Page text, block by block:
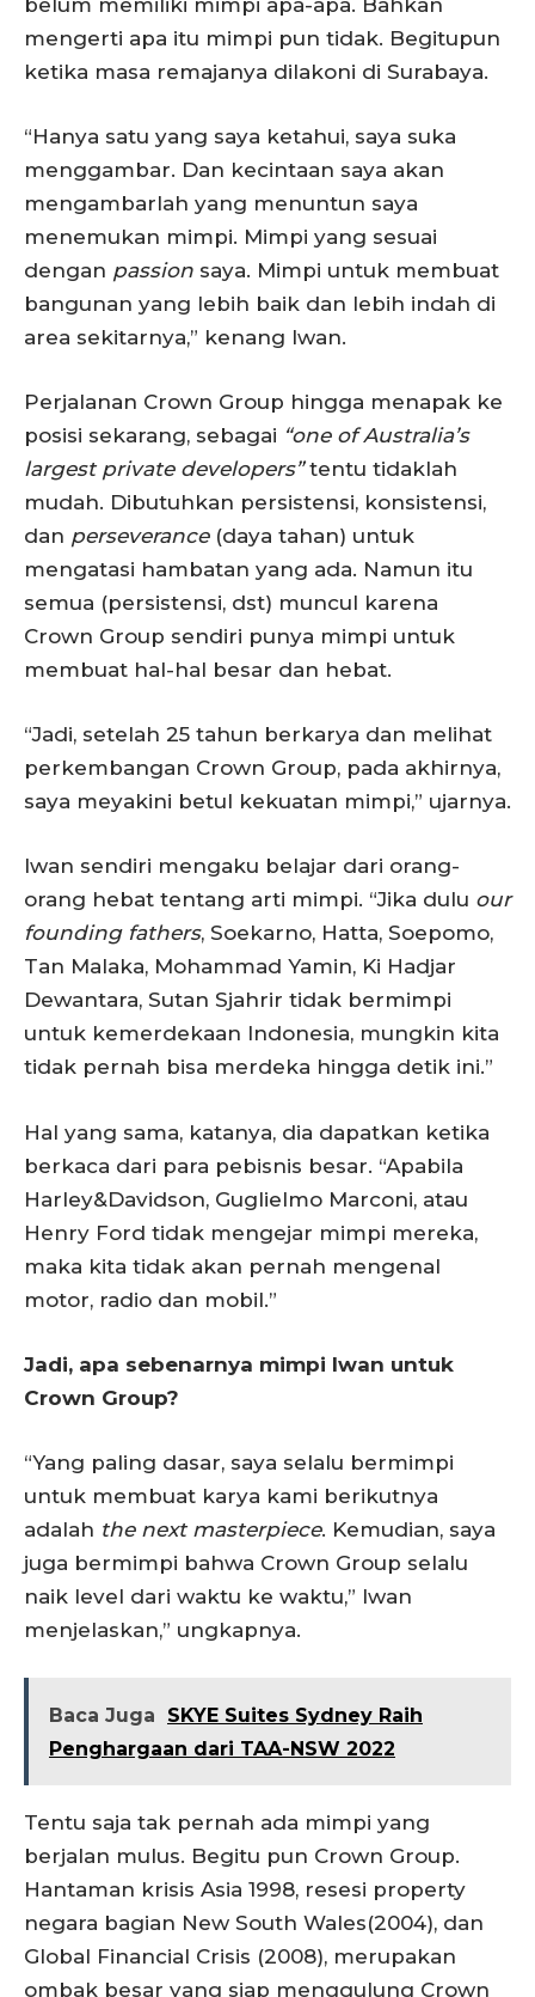
mengerti apa itu mimpi pun tidak. Begitupun
ketika masa remajanya dilakoni di Surabaya.
“Hanya satu yang saya ketahui, saya suka
menggambar. Dan kecintaan saya akan
mengambarlah yang menuntun saya
menemukan mimpi. Mimpi yang sesuai
dengan passion saya. Mimpi untuk membuat
bangunan yang lebih baik dan lebih indah di
area sekitarnya,” kenang Iwan.
Perjalanan Crown Group hingga menapak ke
posisi sekarang, sebagai “one of Australia’s
largest private developers”tentu tidaklah
mudah. Dibutuhkan persistensi, konsistensi,
dan perseverance(daya tahan) untuk
mengatasi hambatan yang ada. Namun itu
semua (persistensi, dst) muncul karena
Crown Group sendiri punya mimpi untuk
membuat hal-hal besar dan hebat.
“Jadi, setelah 25 tahun berkarya dan melihat
perkembangan Crown Group, pada akhirnya,
saya meyakini betul kekuatan mimpi,” ujarnya.
Iwan sendiri mengaku belajar dari orang-
orang hebat tentang arti mimpi. “Jika dulu our
founding fathers, Soekarno, Hatta, Soepomo,
Tan Malaka, Mohammad Yamin, Ki Hadjar
Dewantara, Sutan Sjahrir tidak bermimpi
untuk kemerdekaan Indonesia, mungkin kita
tidak pernah bisa merdeka hingga detik ini.”
Hal yang sama, katanya, dia dapatkan ketika
berkaca dari para pebisnis besar. “Apabila
Harley&Davidson, Guglielmo Marconi, atau
Henry Ford tidak mengejar mimpi mereka,
maka kita tidak akan pernah mengenal
motor, radio dan mobil.”
Jadi, apa sebenarnya mimpi Iwan untuk
Crown Group?
“Yang paling dasar, saya selalu bermimpi
untuk membuat karya kami berikutnya
adalah the next masterpiece. Kemudian, saya
juga bermimpi bahwa Crown Group selalu
naik level dari waktu ke waktu,” Iwan
menjelaskan,” ungkapnya.
Baca Juga
SKYE Suites Sydney Raih
Penghargaan dari TAA-NSW 2022
Tentu saja tak pernah ada mimpi yang
berjalan mulus. Begitu pun Crown Group.
Hantaman krisis Asia 1998, resesi property
negara bagian New South Wales(2004), dan
Global Financial Crisis (2008), merupakan
ombak besar yang siap menggulung Crown